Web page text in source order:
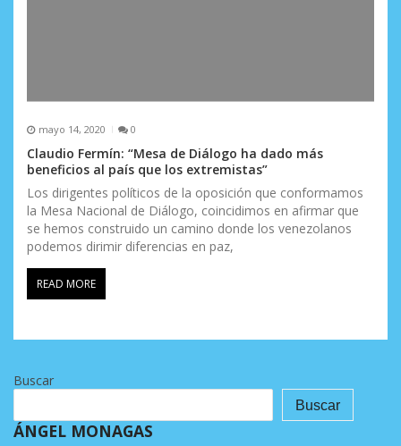
mayo 14, 2020 0
Claudio Fermín: “Mesa de Diálogo ha dado más
beneficios al país que los extremistas”
Los dirigentes políticos de la oposición que conformamos
la Mesa Nacional de Diálogo, coincidimos en afirmar que
se hemos construido un camino donde los venezolanos
podemos dirimir diferencias en paz,
READ MORE
Buscar
Buscar
ÁNGEL MONAGAS